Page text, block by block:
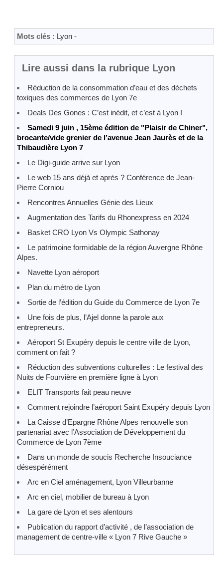
Mots clés : Lyon -
Lire aussi dans la rubrique Lyon
Réduction de la consommation d’eau et des déchets
toxiques des commerces de Lyon 7e
Deals Des Gones : C’est inédit, et c’est à Lyon !
Samedi 9 juin , 15ème édition de "Plaisir de Chiner",
brocante/vide grenier de l’avenue Jean Jaurès et de la
Thibaudière Lyon 7
Le Digi-guide arrive sur Lyon
Le web 15 ans déjà et après ? Conférence de Jean-
Pierre Corniou
Rencontres Annuelles Génie des Lieux
Augmentation des Tarifs du Rhonexpress en 2024
Basket CRO Lyon Vs Olympic Sathonay
Le patrimoine formidable de la région Auvergne Rhône
Alpes.
Navette Lyon aéroport
Plan du métro de Lyon
Sortie de l’édition du Guide du Commerce de Lyon 7e
Une fois de plus, l’Ajel donne la parole aux
entrepreneurs.
Aéroport St Exupéry depuis le centre ville de Lyon,
comment on fait ?
Réduction des subventions culturelles : Le festival des
Nuits de Fourvière en première ligne à Lyon
ELIT Transports fait peau neuve
Comment rejoindre l’aéroport Saint Exupéry depuis Lyon
La Caisse d’Epargne Rhône Alpes renouvelle son
partenariat avec l’Association de Développement du
Commerce de Lyon 7ème
Dans un monde de soucis Recherche Insouciance
désespérément
Arc en Ciel aménagement, Lyon Villeurbanne
Arc en ciel, mobilier de bureau à Lyon
La gare de Lyon et ses alentours
Publication du rapport d’activité , de l’association de
management de centre-ville « Lyon 7 Rive Gauche »